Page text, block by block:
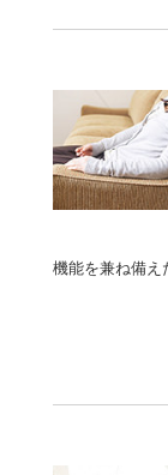
機能を兼ね備